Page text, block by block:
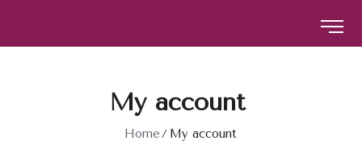
My account
Home My account